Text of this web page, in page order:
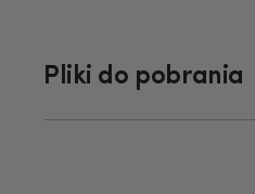
Pliki do pobrania